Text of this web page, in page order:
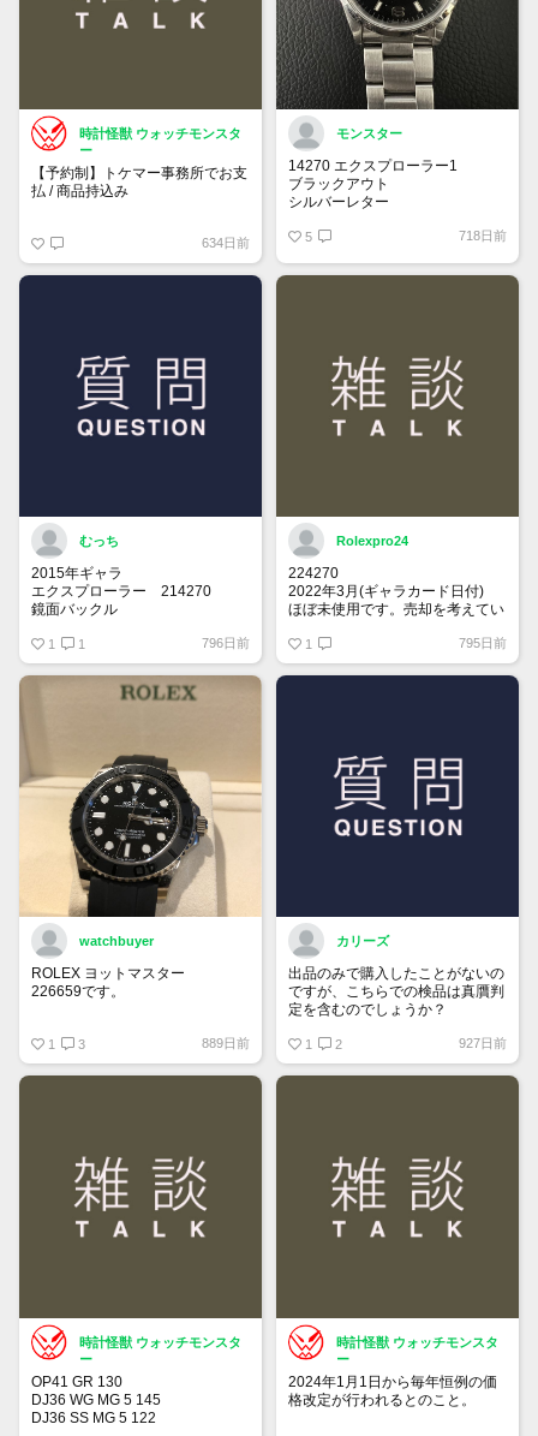
時計怪獣 ウォッチモンスタ
ー
【予約制】トケマー事務所でお支
払 / 商品持込み
フォームからご予約ください！
634日前
モンスター
14270 エクスプローラー1
ブラックアウト
シルバーレター
オールトリチウム
5 718日前
むっち
2015年ギャラ
エクスプローラー 214270
鏡面バックル
思い出の年に製造されてるエクス
プローラー1を探しております。
売却を考えてらっしゃる方、是非
お声掛けお願い致します。
1 1 796日前
Rolexpro24
224270
2022年3月(ギャラカード日付)
ほぼ未使用です。売却を考えてい
関心ある方、メッセージください
1 795日前
watchbuyer
ROLEX ヨットマスター
226659です。
そうかと思っています。
1 3 889日前
カリーズ
出品のみで購入したことがないの
ですが、こちらでの検品は真贋判
定を含むのでしょうか？
1 2 927日前
時計怪獣 ウォッチモンスタ
ー
OP41 GR 130
DJ36 WG MG 5 145
DJ36 SS MG 5 122
時計怪獣 ウォッチモンスタ
ー
2024年1月1日から毎年恒例の価
格改定が行われるとのこと。